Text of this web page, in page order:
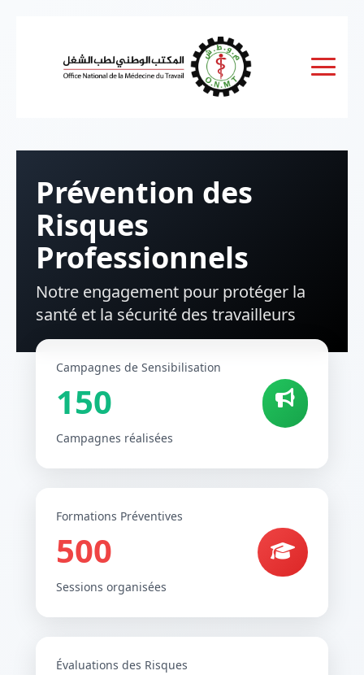
Prévention des
Risques
Professionnels
Notre engagement pour protéger la
santé et la sécurité des travailleurs
Campagnes de Sensibilisation
150
Campagnes réalisées
Formations Préventives
500
Sessions organisées
Évaluations des Risques